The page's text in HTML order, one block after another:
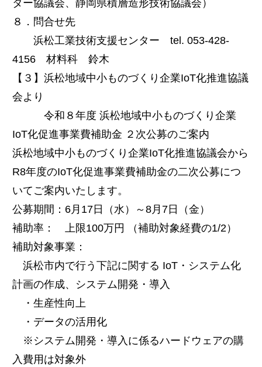
ター協議会、静岡県積層造形技術協議会）
８．問合せ先
浜松工業技術支援センター tel. 053-428-
4156 材料科 鈴木
【３】浜松地域中小ものづくり企業IoT化推進協議
会より
令和８年度 浜松地域中小ものづくり企業
IoT化促進事業費補助金 ２次公募のご案内
浜松地域中小ものづくり企業IoT化推進協議会から
R8年度のIoT化促進事業費補助金の二次公募につ
いてご案内いたします。
公募期間：6月17日（水）～8月7日（金）
補助率： 上限100万円 （補助対象経費の1/2）
補助対象事業：
浜松市内で行う下記に関する IoT・システム化
計画の作成、システム開発・導入
・生産性向上
・データの活用化
※システム開発・導入に係るハードウェアの購
入費用は対象外